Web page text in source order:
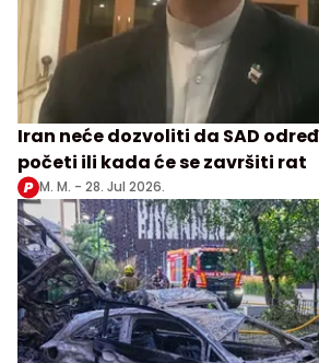
Iran neće dozvoliti da SAD
početi ili kada će se završiti rat
M. M. - 28. Jul 2026.